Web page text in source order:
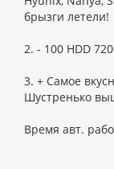
брызги летели!
2. - 100 HDD
3. + Самое
Шустренько
Время авт.